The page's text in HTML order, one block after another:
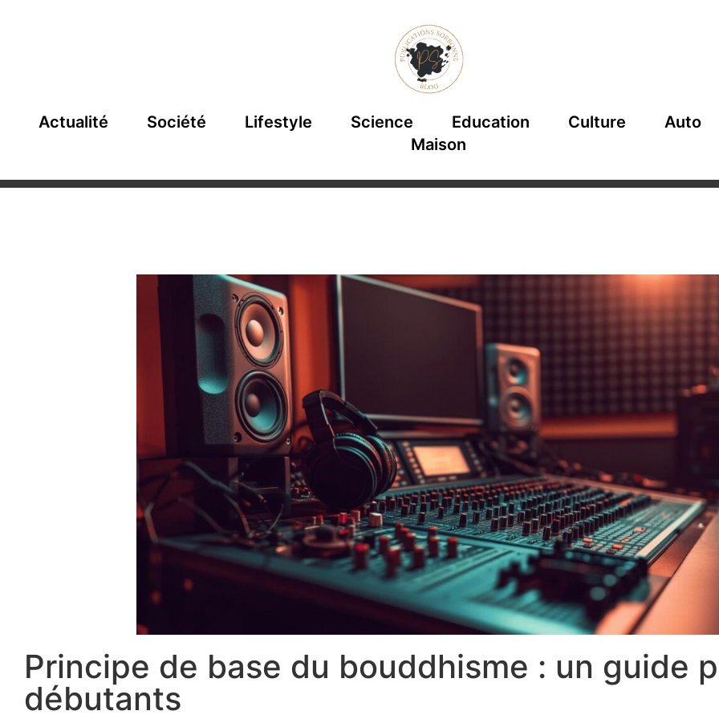
Actualité Société Lifestyle Science Education Culture
Auto
Maison
Principe de base du bouddhisme : un guide
débutants